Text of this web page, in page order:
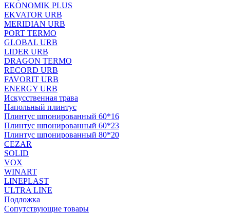
EKONOMIK PLUS
EKVATOR URB
MERIDIAN URB
PORT TERMO
GLOBAL URB
LIDER URB
DRAGON TERMO
RECORD URB
FAVORIT URB
ENERGY URB
Искусственная трава
Напольный плинтус
Плинтус шпонированный 60*16
Плинтус шпонированный 60*23
Плинтус шпонированный 80*20
CEZAR
SOLID
VOX
WINART
LINEPLAST
ULTRA LINE
Подложка
Сопутствующие товары